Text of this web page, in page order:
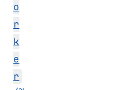
o
r
k
e
r